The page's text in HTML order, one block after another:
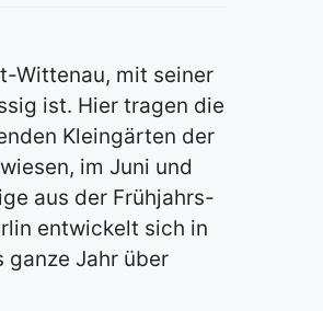
Wittenau, mit seiner
ist. Hier tragen die
Kleingärten der
im Juni und
aus der Frühjahrs-
entwickelt sich in
ganze Jahr über